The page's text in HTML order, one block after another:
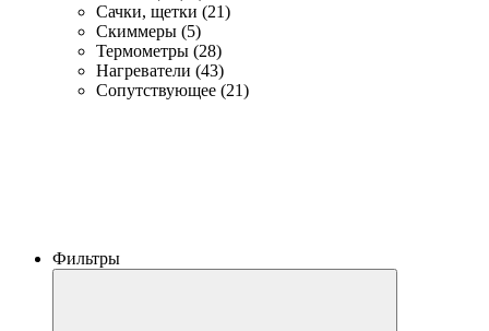
Сачки, щетки (21)
Скиммеры (5)
Термометры (28)
Нагреватели (43)
Сопутствующее (21)
Фильтры